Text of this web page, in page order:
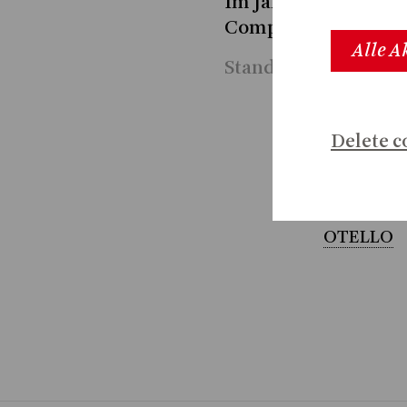
Competition.
Stand 2026
OTELLO
Alle
Delete